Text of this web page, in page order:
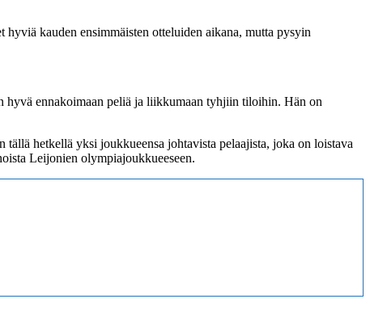
kauden ensimmäisten otteluiden aikana, mutta pysyin
hyvä ennakoimaan peliä ja liikkumaan tyhjiin tiloihin. Hän on
hetkellä yksi joukkueensa johtavista pelaajista, joka on loistava
Leijonien olympiajoukkueeseen.